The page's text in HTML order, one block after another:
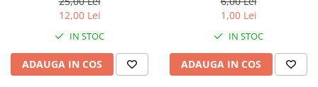
12,00 Lei
IN STOC
ADAUGA IN COS
Argintiu
1,00 Lei
IN STOC
ADAUGA IN COS